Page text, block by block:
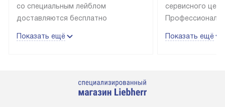
со специальным лейблом
доставляются бесплатно
до подъезда, выезд за МКАД
в течение трех дней. Доставка
Показать ещё
сервисного
эксплуатации
Показать ещё